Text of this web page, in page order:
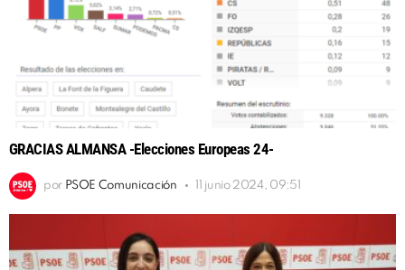
GRACIAS ALMANSA -Elecciones Europeas 24-
por PSOE Comunicación 11 junio 2024, 09:51